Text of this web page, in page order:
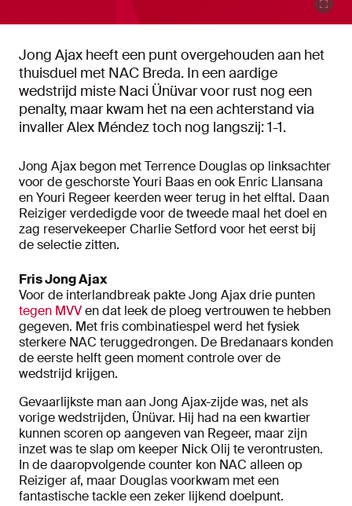
Jong Ajax heeft een punt overgehouden aan het
thuisduel met NAC Breda. In een aardige
wedstrijd miste Naci Ünüvar voor rust nog een
penalty, maar kwam het na een achterstand via
invaller Alex Méndez toch nog langszij: 1-1.
Jong Ajax begon met Terrence Douglas op linksachter
voor de geschorste Youri Baas en ook Enric Llansana
en Youri Regeer keerden weer terug in het elftal. Daan
Reiziger verdedigde voor de tweede maal het doel en
zag reservekeeper Charlie Setford voor het eerst bij
de selectie zitten.
Fris Jong Ajax
Voor de interlandbreak pakte Jong Ajax drie punten
tegen MVVen dat leek de ploeg vertrouwen te hebben
gegeven. Met fris combinatiespel werd het fysiek
sterkere NAC teruggedrongen. De Bredanaars konden
de eerste helft geen moment controle over de
wedstrijd krijgen.
Gevaarlijkste man aan Jong Ajax-zijde was, net als
vorige wedstrijden, Ünüvar. Hij had na een kwartier
kunnen scoren op aangeven van Regeer, maar zijn
inzet was te slap om keeper Nick Olij te verontrusten.
In de daaropvolgende counter kon NAC alleen op
Reiziger af, maar Douglas voorkwam met een
fantastische tackle een zeker lijkend doelpunt.